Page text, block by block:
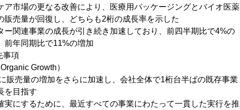
ア市場の更なる改善により、医療用パッケージングとバイオ医薬
販売量が回復し、どちらも2桁の成長率を示した
ー関連事業の成長が引き続き加速しており、前四半期比で4%の
前年同期比で11%の増加
事項
Growth）
販売量の増加をさらに加速し、会社全体で1桁台半ばの既存事業
を目指す
実にするために、最近すべての事業にわたって一貫した実行を推